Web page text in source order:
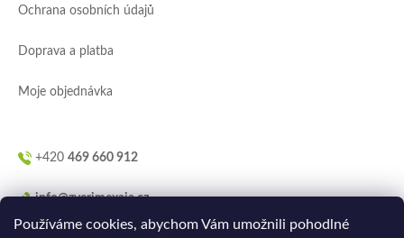
Používáme cookies, abychom Vám umožnili pohodlné
Ochrana osobních údajů
Doprava a platba
Moje objednávka
+420 469 660 912
info@zverimexaja.cz